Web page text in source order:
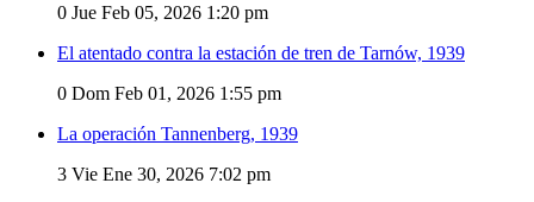
0 Jue Feb 05, 2026 1:20 pm
El atentado contra la estación de tren de Tarnów, 1939
0 Dom Feb 01, 2026 1:55 pm
La operación Tannenberg, 1939
3 Vie Ene 30, 2026 7:02 pm